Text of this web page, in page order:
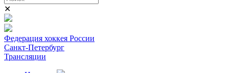
✕
Федерация хоккея России
Санкт-Петербург
Трансляции